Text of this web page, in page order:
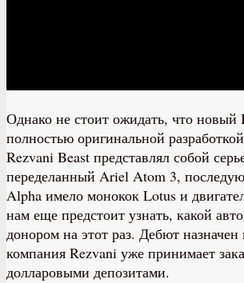
Однако не стоит ожидать, что новый
полностью оригинальной
Rezvani Beast представлял собой
переделанный Ariel Atom 3,
Alpha имело монокок Lotus и
нам еще предстоит узнать, какой
донором на этот раз. Дебют
компания Rezvani уже принимает
долларовыми депозитами.